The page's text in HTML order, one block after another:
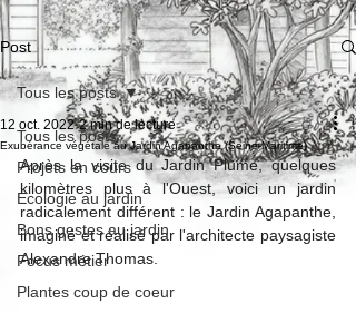
Post
Tous les posts
Projets en cours
Ecologie au jardin
Bons gestes au jardin
Focus métier
Plantes coup de coeur
Tous les posts
Exubérance végétale au Jardin Agapanthe (Seine-Maritime)
12 oct. 2022 2 min de lecture
Après la visite du Jardin Plume, quelques
kilomètres plus à l'Ouest, voici un jardin
radicalement différent : le Jardin Agapanthe,
imaginé et réalisé par l'architecte paysagiste
Alexandre Thomas.